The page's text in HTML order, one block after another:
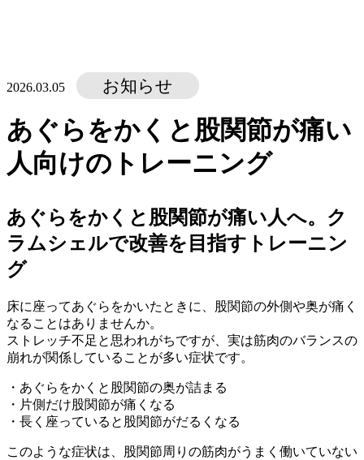
2026.03.05 お知らせ
あぐらをかくと股関節が痛い
人向けのトレーニング
あぐらをかくと股関節が痛い人へ。ク
ラムシェルで改善を目指すトレーニン
グ
床に座ってあぐらをかいたときに、股関節の外側や奥が痛く
なることはありませんか。
ストレッチ不足と思われがちですが、実は筋肉のバランスの
崩れが関係していることが多い症状です。
・あぐらをかくと股関節の奥が詰まる
・片側だけ股関節が痛くなる
・長く座っていると股関節がだるくなる
このような症状は、股関節周りの筋肉がうまく働いていない